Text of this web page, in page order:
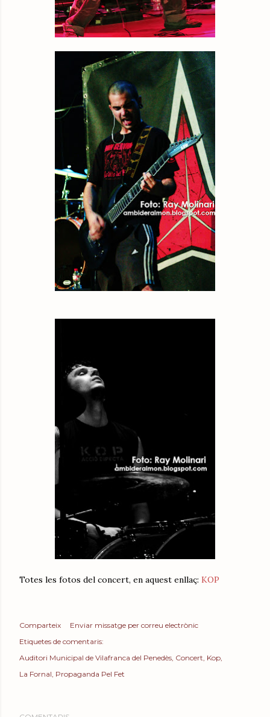
Totes les fotos del concert, en aquest enllaç: KOP
Comparteix
Enviar missatge per correu electrònic
Etiquetes de comentaris:
Auditori Municipal de Vilafranca del Penedès Concert Kop
La Fornal Propaganda Pel Fet